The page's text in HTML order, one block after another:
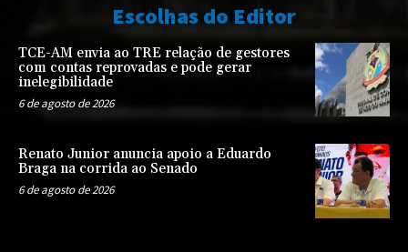
Escolhas do Editor
TCE-AM envia ao TRE relação de gestores
com contas reprovadas e pode gerar
inelegibilidade
6 de agosto de 2026
Renato Junior anuncia apoio a Eduardo
Braga na corrida ao Senado
6 de agosto de 2026